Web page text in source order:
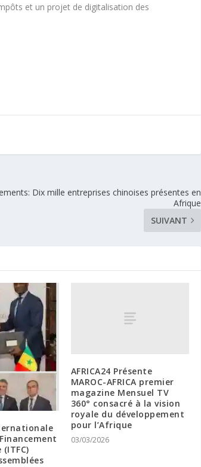
et un projet de digitalisation des
Dix mille entreprises chinoises présentes en
Afrique
SUIVANT
AFRICA24 Présente
MAROC-AFRICA premier
magazine Mensuel TV
360° consacré à la vision
royale du développement
pour l’Afrique
03/03/2026